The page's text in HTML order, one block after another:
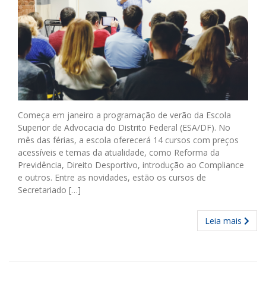
Começa em janeiro a programação de verão da Escola
Superior de Advocacia do Distrito Federal (ESA/DF). No
mês das férias, a escola oferecerá 14 cursos com preços
acessíveis e temas da atualidade, como Reforma da
Previdência, Direito Desportivo, introdução ao Compliance
e outros. Entre as novidades, estão os cursos de
Secretariado […]
Leia mais